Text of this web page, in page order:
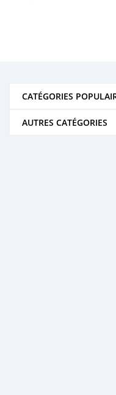
CATÉGORIES
AUTRES CATÉGORIES